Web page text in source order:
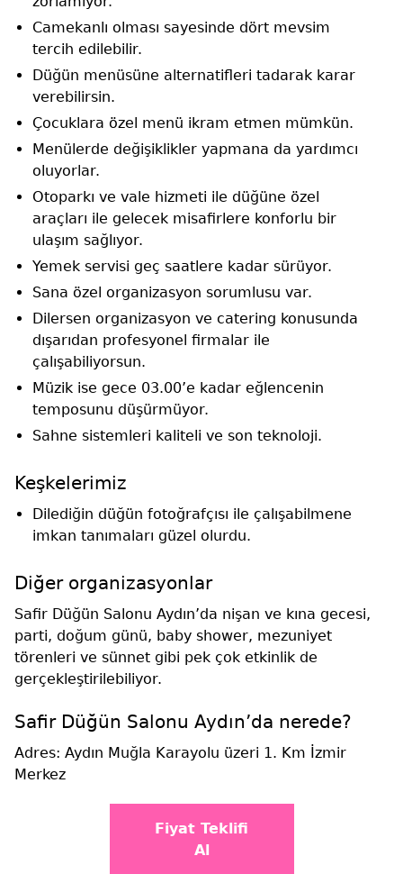
Camekanlı olması sayesinde dört mevsim
tercih edilebilir.
Düğün menüsüne alternatifleri tadarak karar
verebilirsin.
Çocuklara özel menü ikram etmen mümkün.
Menülerde değişiklikler yapmana da yardımcı
oluyorlar.
Otoparkı ve vale hizmeti ile düğüne özel
araçları ile gelecek misafirlere konforlu bir
ulaşım sağlıyor.
Yemek servisi geç saatlere kadar sürüyor.
Sana özel organizasyon sorumlusu var.
Dilersen organizasyon ve catering konusunda
dışarıdan profesyonel firmalar ile
çalışabiliyorsun.
Müzik ise gece 03.00’e kadar eğlencenin
temposunu düşürmüyor.
Sahne sistemleri kaliteli ve son teknoloji.
Keşkelerimiz
Dilediğin düğün fotoğrafçısı ile çalışabilmene
imkan tanımaları güzel olurdu.
Diğer organizasyonlar
Safir Düğün Salonu Aydın’da nişan ve kına gecesi,
parti, doğum günü, baby shower, mezuniyet
törenleri ve sünnet gibi pek çok etkinlik de
gerçekleştirilebiliyor.
Safir Düğün Salonu Aydın’da nerede?
Adres: Aydın Muğla Karayolu üzeri 1. Km İzmir
Merkez
Fiyat Teklifi
Al